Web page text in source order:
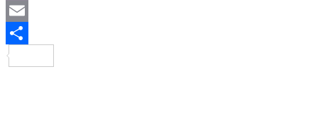
WhatsApp
Email